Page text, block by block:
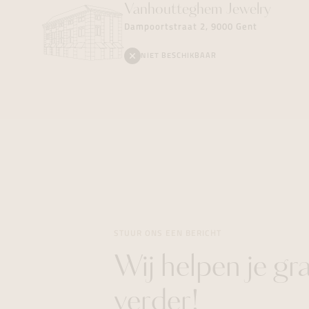
Vanhoutteghem Jewelry
Dampoortstraat 2, 9000 Gent
NIET BESCHIKBAAR
Wij helpen je